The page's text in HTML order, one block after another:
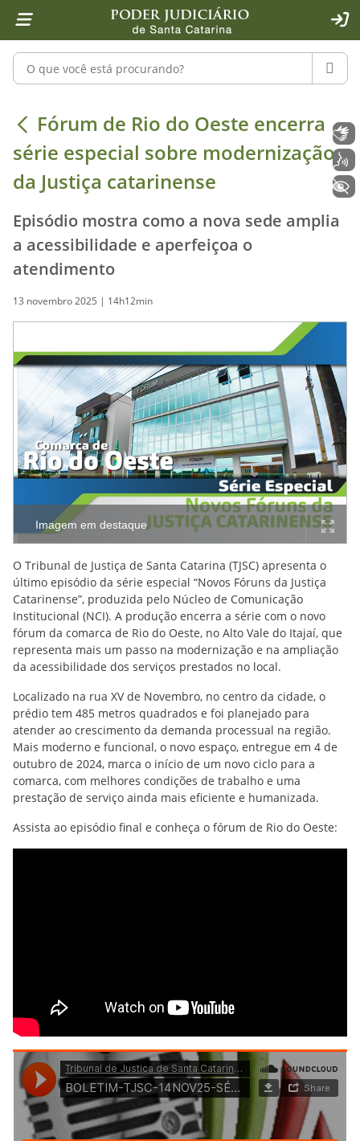
1 Ir para o conteúdo
2 Ir para a ferramenta de acessibilidade - Rybená
4 Ir para o menu principal
5 Ir para a pesquisa
6 Ir para o rodapé
7 Ir para a página inicial
Pesquisar no portal
Fórum de Rio do Oeste encerra
Fórum de Rio do Oeste encerra
série especial sobre modernização
da Justiça catarinense
Episódio mostra como a nova sede amplia
a acessibilidade e aperfeiçoa o
atendimento
13 novembro 2025 | 14h12min
Imagem em destaque
O Tribunal de Justiça de Santa Catarina (TJSC) apresenta o
último episódio da série especial “Novos Fóruns da Justiça
Catarinense”, produzida pelo Núcleo de Comunicação
Institucional (NCI). A produção encerra a série com o novo
fórum da comarca de Rio do Oeste, no Alto Vale do Itajaí, que
representa mais um passo na modernização e na ampliação
da acessibilidade dos serviços prestados no local.
Localizado na rua XV de Novembro, no centro da cidade, o
prédio tem 485 metros quadrados e foi planejado para
atender ao crescimento da demanda processual na região.
Mais moderno e funcional, o novo espaço, entregue em 4 de
outubro de 2024, marca o início de um novo ciclo para a
comarca, com melhores condições de trabalho e uma
prestação de serviço ainda mais eficiente e humanizada.
Assista ao episódio final e conheça o fórum de Rio do Oeste:
Libras
Voz
+ Acessibilidade